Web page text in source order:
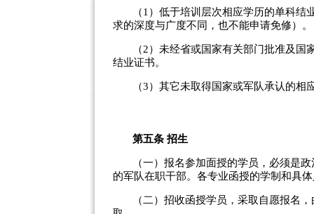
（1 ）低于培训层次相应学历的单科结
求的深度与广度不同，也不能申请免修）。
（2）未经省或国家有关部门批准及国
结业证书。
（3）其它未取得国家或军队承认的相
第五条 招生
（一）报名参加面授的学员，必须是
的军队在职干部。各专业函授的学制和具
（二）招收函授学员，采取自愿报名